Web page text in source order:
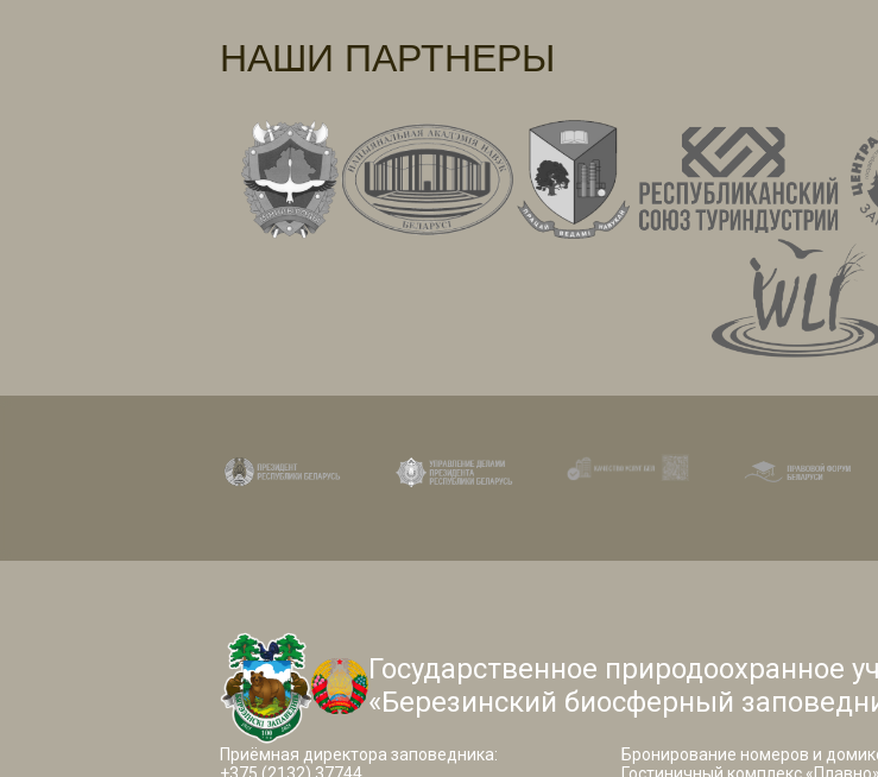
НАШИ ПАРТНЕРЫ
Государственное природоохранное
«Березинский биосферный
Приёмная директора заповедника:
+375 (2132) 37744
Бронирование номеров и
Гостиничный комплекс «Плавно»,